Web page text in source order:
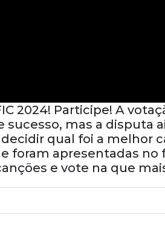
2024! Participe! A
mas a disputa
qual foi a melhor
foram apresentadas no
e vote na que